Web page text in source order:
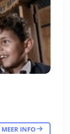
MEER INFO